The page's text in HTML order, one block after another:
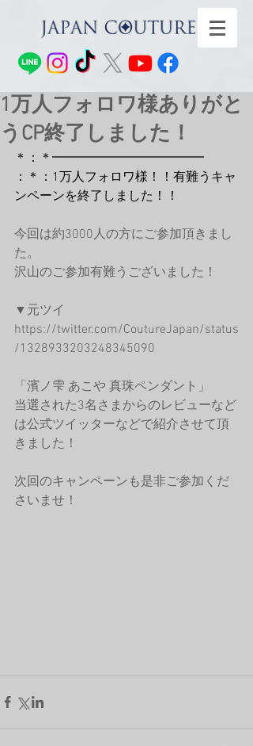
1万人フォロワ様ありがと
うCP終了しました！
＊：＊━━━━━━━━━━━━
：＊：1万人フォロワ様！！有難うキャ
ンペーンを終了しました！！
今回は約3000人の方にご参加頂きまし
た。
沢山のご参加有難うございました！
▼元ツイ
https://twitter.com/CoutureJapan/status
/1328933203248345090
「濱ノ雫 あこや 真珠ペンダント」
当選された3名さまからのレビューなど
は公式ツイッターなどで紹介させて頂
きました！
次回のキャンペーンも是非ご参加くだ
さいませ！